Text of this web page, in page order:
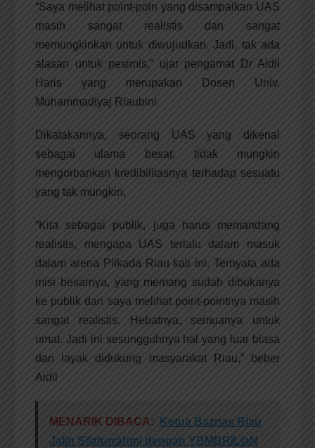
“Saya melihat point-poin yang disampaikan UAS
masih sangat realistis dan sangat
memungkinkan untuk diwujudkan. Jadi, tak ada
alasan untuk pesimis,” ujar pengamat Dr Aidil
Haris yang merupakan Dosen Univ.
Muhammadiyaj Riaubini
Dikatakannya, seorang UAS yang dikenal
sebagai ulama besar, tidak mungkin
mengorbankan kredibilitasnya terhadap sesuatu
yang tak mungkin.
“Kita sebagai publik, juga harus memandang
realistis, mengapa UAS terlalu dalam masuk
dalam arena Pilkada Riau kali ini. Ternyata ada
misi besarnya, yang memang sudah dibukanya
ke publik dan saya melihat point-pointnya masih
sangat realistis. Hebatnya, semuanya untuk
umat. Jadi ini sesungguhnya hal yang luar biasa
dan layak didukung masyarakat Riau,” beber
Aidil
MENARIK DIBACA:
Ketua Baznas Riau
Jalin Silaturrahmi dengan YBMBRILiaN